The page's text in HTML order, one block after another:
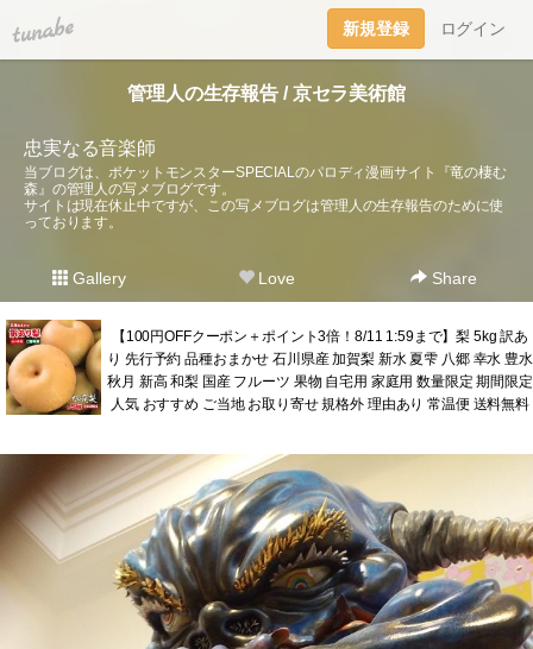
tuna.be 新規登録 ログイン
管理人の生存報告 / 京セラ美術館
忠実なる音楽師
当ブログは、ポケットモンスターSPECIALのパロディ漫画サイト『竜の棲む
森』の管理人の写メブログです。
サイトは現在休止中ですが、この写メブログは管理人の生存報告のために使
っております。
Gallery Love Share
【100円OFFクーポン＋ポイント3倍！8/11 1:59まで】梨 5kg 訳あ
り 先行予約 品種おまかせ 石川県産 加賀梨 新水 夏雫 八郷 幸水 豊水
秋月 新高 和梨 国産 フルーツ 果物 自宅用 家庭用 数量限定 期間限定
人気 おすすめ ご当地 お取り寄せ 規格外 理由あり 常温便 送料無料